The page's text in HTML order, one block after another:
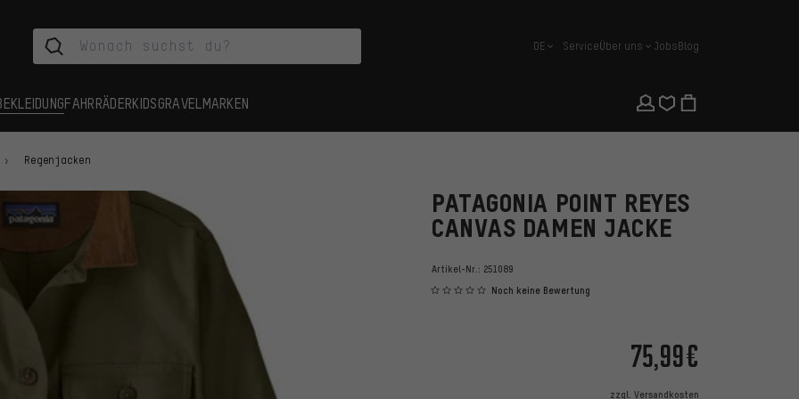
Deutsch
DE ServiceÜber uns JobsBlog
FAHRRÄDERKIDSGRAVEL MARKEN
Regenjacken
PATAGONIA POINT REYES
CANVAS DAMEN JACKE
Artikel-Nr.: 251089
Noch keine Bewertung
75,99€
zzgl. Versandkosten